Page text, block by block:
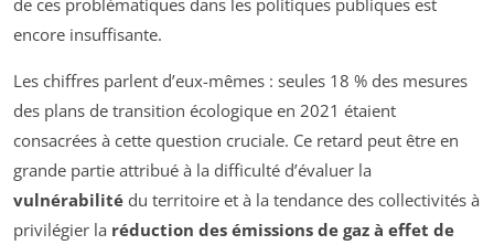
encore insuffisante.
Les chiffres parlent d’eux-mêmes : seules 18 % des mesures
des plans de transition écologique en 2021 étaient
consacrées à cette question cruciale. Ce retard peut être en
grande partie attribué à la difficulté d’évaluer la
vulnérabilité du territoire et à la tendance des collectivités à
privilégier la réduction des émissions de gaz à effet de